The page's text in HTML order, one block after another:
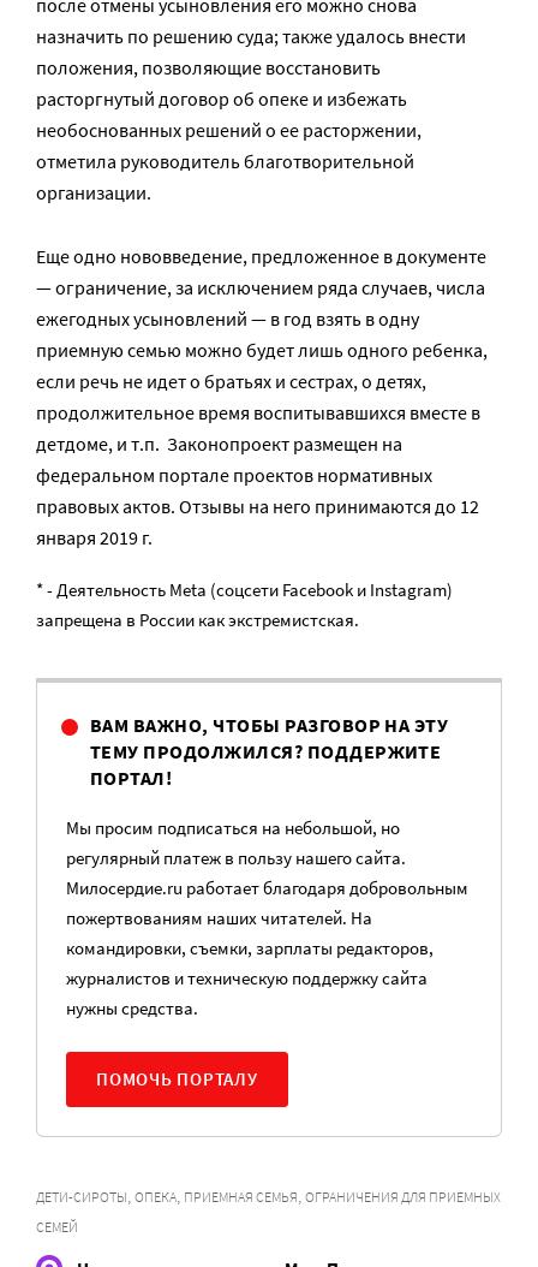
после отмены усыновления его можно снова
назначить по решению суда; также удалось внести
положения, позволяющие восстановить
расторгнутый договор об опеке и избежать
необоснованных решений о ее расторжении,
отметила руководитель благотворительной
организации.
Еще одно нововведение, предложенное в документе
— ограничение, за исключением ряда случаев, числа
ежегодных усыновлений — в год взять в одну
приемную семью можно будет лишь одного ребенка,
если речь не идет о братьях и сестрах, о детях,
продолжительное время воспитывавшихся вместе в
детдоме, и т.п. Законопроект размещен на
федеральном портале проектов нормативных
правовых актов. Отзывы на него принимаются до 12
января 2019 г.
* - Деятельность Meta (соцсети Facebook и Instagram)
запрещена в России как экстремистская.
ВАМ ВАЖНО, ЧТОБЫ РАЗГОВОР НА ЭТУ
ТЕМУ ПРОДОЛЖИЛСЯ? ПОДДЕРЖИТЕ
ПОРТАЛ!
Мы просим подписаться на небольшой, но
регулярный платеж в пользу нашего сайта.
Милосердие.ru работает благодаря добровольным
пожертвованиям наших читателей. На
командировки, съемки, зарплаты редакторов,
журналистов и техническую поддержку сайта
нужны средства.
ПОМОЧЬ ПОРТАЛУ
ДЕТИ-СИРОТЫ, ОПЕКА, ПРИЕМНАЯ СЕМЬЯ, ОГРАНИЧЕНИЯ ДЛЯ ПРИЕМНЫХ
СЕМЕЙ